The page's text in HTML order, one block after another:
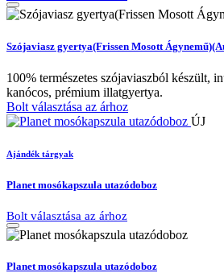
Szójaviasz gyertya(Frissen Mosott
100% természetes szójaviaszból készült,
kanócos, prémium illatgyertya.
Bolt választása az árhoz
ÚJ
Ajándék tárgyak
Planet mosókapszula utazódoboz
Bolt választása az árhoz
Planet mosókapszula utazódoboz